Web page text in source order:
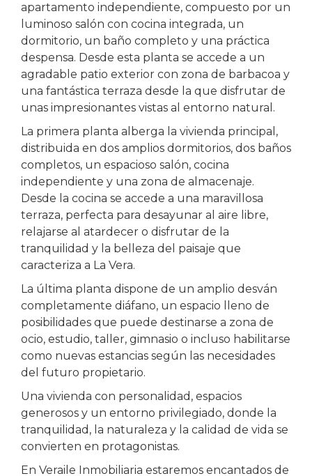
apartamento independiente, compuesto por un
luminoso salón con cocina integrada, un
dormitorio, un baño completo y una práctica
despensa. Desde esta planta se accede a un
agradable patio exterior con zona de barbacoa y
una fantástica terraza desde la que disfrutar de
unas impresionantes vistas al entorno natural.
La primera planta alberga la vivienda principal,
distribuida en dos amplios dormitorios, dos baños
completos, un espacioso salón, cocina
independiente y una zona de almacenaje.
Desde la cocina se accede a una maravillosa
terraza, perfecta para desayunar al aire libre,
relajarse al atardecer o disfrutar de la
tranquilidad y la belleza del paisaje que
caracteriza a La Vera.
La última planta dispone de un amplio desván
completamente diáfano, un espacio lleno de
posibilidades que puede destinarse a zona de
ocio, estudio, taller, gimnasio o incluso habilitarse
como nuevas estancias según las necesidades
del futuro propietario.
Una vivienda con personalidad, espacios
generosos y un entorno privilegiado, donde la
tranquilidad, la naturaleza y la calidad de vida se
convierten en protagonistas.
En Veraile Inmobiliaria estaremos encantados de